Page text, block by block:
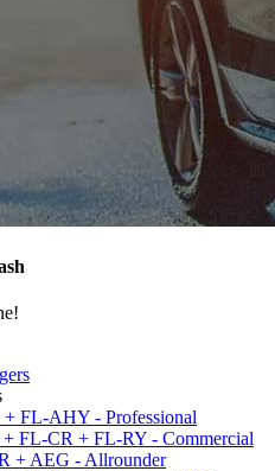
FL-AHY - Professional
FL-CR + FL-RY - Commercial
+ AEG - Allrounder